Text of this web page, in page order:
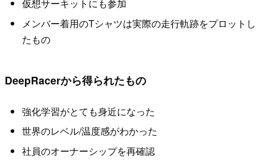
仮想サーキットにも参加
メンバー着用のTシャツは実際の走行軌跡をプロットし
たもの
DeepRacerから得られたもの
強化学習がとても身近になった
世界のレベル/温度感がわかった
社員のオーナーシップを再確認